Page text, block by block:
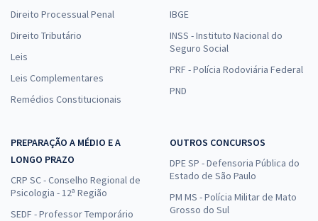
Direito Processual Penal
Direito Tributário
Leis
Leis Complementares
Remédios Constitucionais
IBGE
INSS - Instituto Nacional do
Seguro Social
PRF - Polícia Rodoviária Federal
PND
PREPARAÇÃO A MÉDIO E A
LONGO PRAZO
CRP SC - Conselho Regional de
Psicologia - 12ª Região
SEDF - Professor Temporário
OUTROS CONCURSOS
DPE SP - Defensoria Pública do
Estado de São Paulo
PM MS - Polícia Militar de Mato
Grosso do Sul